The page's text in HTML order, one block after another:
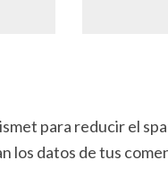
para reducir el
los datos de tus